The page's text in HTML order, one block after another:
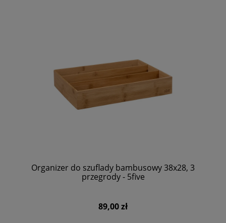
Organizer do szuflady bambusowy 38x28, 3
przegrody - 5five
89,00 zł